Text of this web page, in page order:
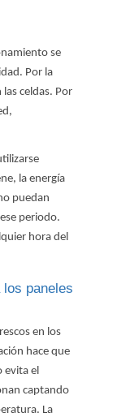
se
Por la
celdas. Por
la energía
puedan
periodo.
hora del
paneles
en los
hace que
evita el
captando
La